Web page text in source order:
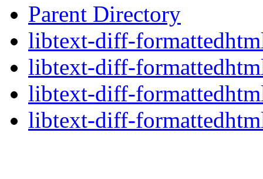
Parent Directory
libtext-diff-
libtext-diff-
libtext-diff-
libtext-diff-